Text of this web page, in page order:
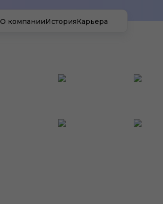
О компанииИсторияКарьера